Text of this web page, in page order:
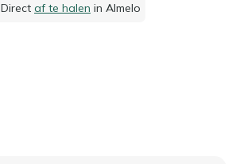
Direct af te halen in Almelo